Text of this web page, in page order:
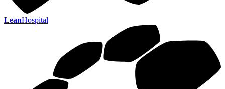
LeanHospital